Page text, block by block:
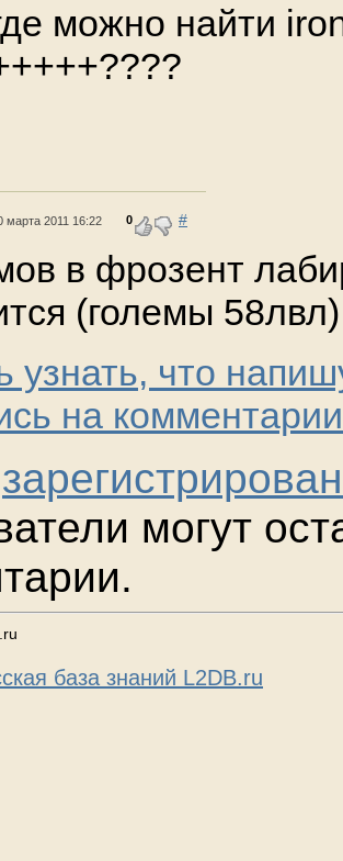
можно найти
марта 2011 16:22 0 #
в фрозент
(големы 58лвл)
узнать, что
на
могут
база знаний L2DB.ru